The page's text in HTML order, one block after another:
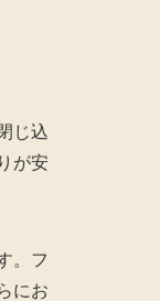
じ込
が安
。フ
にお